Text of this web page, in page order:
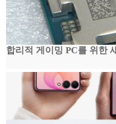
합리적 게이밍 PC를 위한